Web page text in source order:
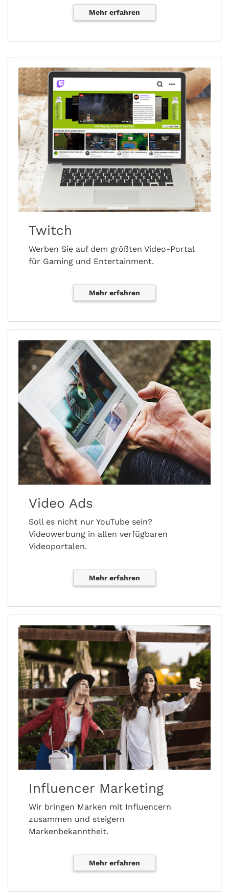
Mehr erfahren
Twitch
Werben Sie auf dem größten Video-Portal
für Gaming und Entertainment.
Mehr erfahren
Video Ads
Soll es nicht nur YouTube sein?
Videowerbung in allen verfügbaren
Videoportalen.
Mehr erfahren
Influencer Marketing
Wir bringen Marken mit Influencern
zusammen und steigern
Markenbekanntheit.
Mehr erfahren